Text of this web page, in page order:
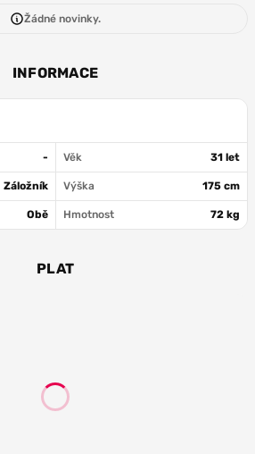
Žádné novinky.
INFORMACE
- Věk 31 let
Záložník Výška 175 cm
Obě Hmotnost 72 kg
PLAT